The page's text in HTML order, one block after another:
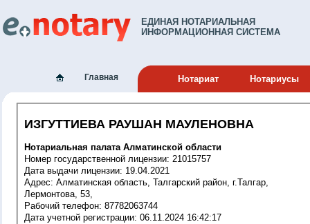
ЕДИНАЯ НОТАРИАЛЬНАЯ
ИНФОРМАЦИОННАЯ СИСТЕМА
Главная Нотариат Нотариусы
ИЗГУТТИЕВА РАУШАН МАУЛЕНОВНА
Нотариальная палата Алматинской области
Номер государственной лицензии: 21015757
Дата выдачи лицензии: 19.04.2021
Адрес: Алматинская область, Талгарский район, г.Талгар,
Лермонтова, 53,
Рабочий телефон: 87782063744
Дата учетной регистрации: 06.11.2024 16:42:17